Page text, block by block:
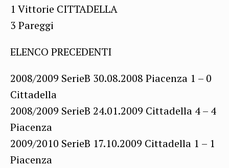
1 Vittorie CITTADELLA
3 Pareggi
ELENCO PRECEDENTI
2008/2009 SerieB 30.08.2008 Piacenza 1 – 0
Cittadella
2008/2009 SerieB 24.01.2009 Cittadella 4 – 4
Piacenza
2009/2010 SerieB 17.10.2009 Cittadella 1 – 1
Piacenza